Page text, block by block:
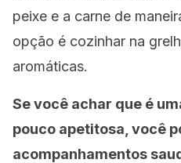
peixe e a carne de
opção é cozinhar na
aromáticas.
Se você achar que é
pouco apetitosa, você
acompanhamentos